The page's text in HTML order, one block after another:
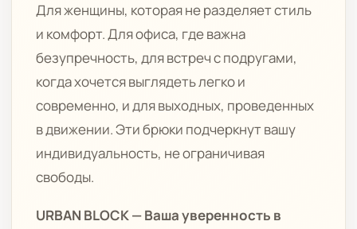
Для женщины, которая не разделяет стиль
и комфорт. Для офиса, где важна
безупречность, для встреч с подругами,
когда хочется выглядеть легко и
современно, и для выходных, проведенных
в движении. Эти брюки подчеркнут вашу
индивидуальность, не ограничивая
свободы.
URBAN BLOCK — Ваша уверенность в